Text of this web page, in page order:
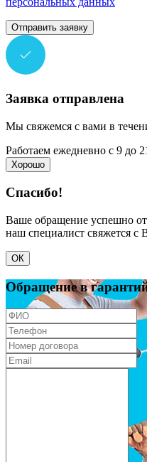
Отправить заявку
Заявка отправлена
Мы свяжемся с вами в
Работаем ежедневно с 9 до
Хорошо
Спасибо!
Ваше обращение успешно
наш специалист свяжется с
ОК
Обращение в